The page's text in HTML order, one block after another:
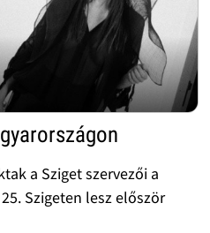
a Sziget szervezői a
Szigeten lesz először